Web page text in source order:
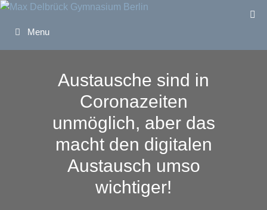
Zum
springen
Menu
Austausche sind in
Coronazeiten
unmöglich, aber das
macht den digitalen
Austausch umso
wichtiger!